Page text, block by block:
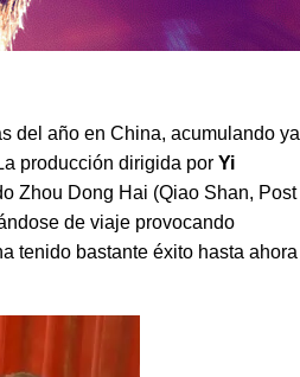
del año en China, acumulando ya
producción dirigida porYi
Zhou Dong Hai (Qiao Shan, Post
de viaje provocando
tenido bastante éxito hasta ahora